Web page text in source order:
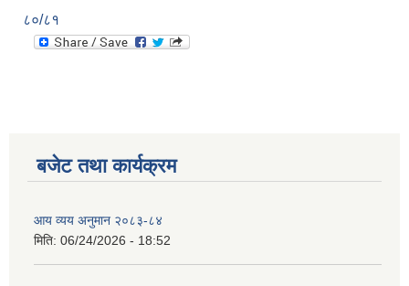
८०/८१
बजेट तथा कार्यक्रम
आय व्यय अनुमान २०८३-८४
मिति: 06/24/2026 - 18:52